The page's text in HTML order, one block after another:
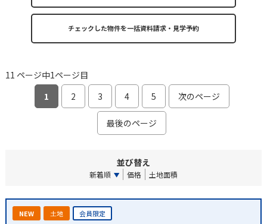
11 ページ中1ページ目
1
2 3 4 5 次のページ
最後のページ
並び替え
新着順 価格 土地面積
NEW 土地 会員限定